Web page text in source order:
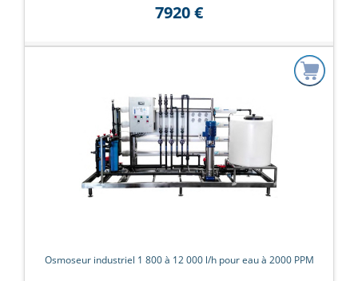
7920 €
Osmoseur industriel 1 800 à 12 000 l/h pour eau à 2000 PPM